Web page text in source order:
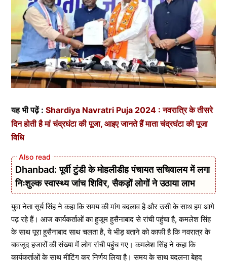
यह भी पढ़ें : Shardiya Navratri Puja 2024 : नवरात्रि के तीसरे
दिन होती है मां चंद्रघंटा की पूजा, आइए जानते हैं माता चंद्रघंटा की पूजा
विधि
Dhanbad: पूर्वी टुंडी के मोहलीडीह पंचायत सचिवालय में लगा
निःशुल्क स्वास्थ्य जांच शिविर, सैकड़ों लोगों ने उठाया लाभ
युवा नेता सूर्य सिंह ने कहा कि समय की मांग बदलाव है और उसी के साथ हम आगे
पढ़ रहे हैं। आज कार्यकर्ताओं का हुजूम हुसैनाबाद से रांची पहुंचा है, कमलेश सिंह
के साथ पूरा हुसैनाबाद साथ चलता है, ये भीड़ बताने को काफी है कि नवरात्र के
बावजूद हजारों की संख्या में लोग रांची पहुंच गए। कमलेश सिंह ने कहा कि
कार्यकर्ताओं के साथ मीटिंग कर निर्णय लिया है। समय के साथ बदलना बेहद